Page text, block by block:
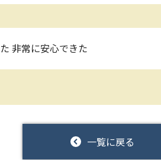
非常に安心できた
一覧に戻る